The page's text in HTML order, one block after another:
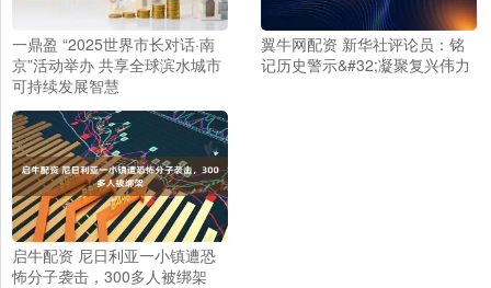
一鼎盈 “2025世界市长对话·南
京”活动举办 共享全球滨水城市
可持续发展智慧
翼牛网配资 新华社评论员：铭
记历史警示&#32;凝聚复兴伟力
启牛配资 尼日利亚一小镇遭恐
怖分子袭击，300多人被绑架